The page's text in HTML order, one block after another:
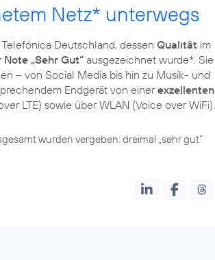
Netz* unterwegs
Deutschland, dessen Qualität im
Note „Sehr Gut“ ausgezeichnet wurde*. Sie
– von Social Media bis hin zu Musik- und
Endgerät von einerexzellenten
wurden vergeben: dreimal „sehr gut“